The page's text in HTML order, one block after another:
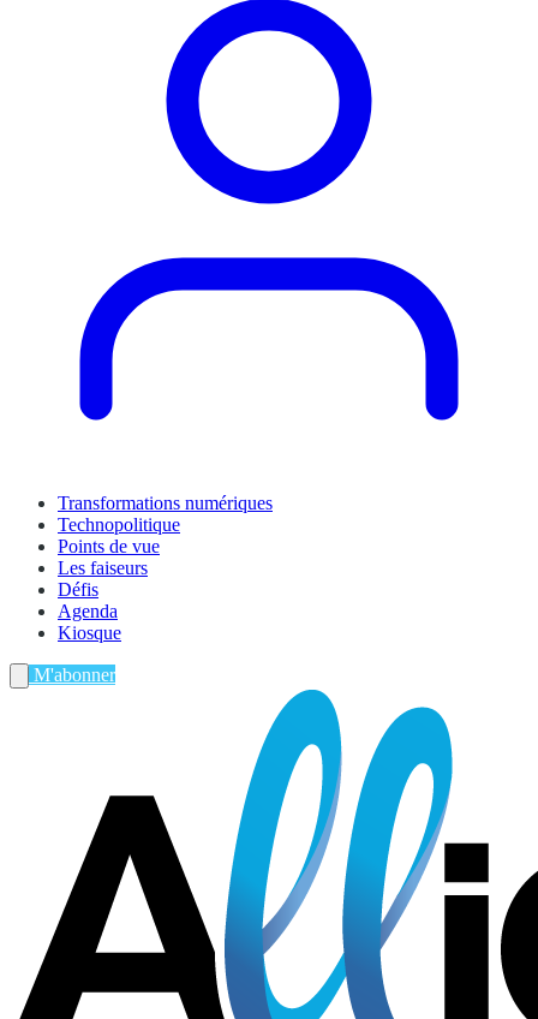
Transformations numériques
Technopolitique
Points de vue
Les faiseurs
Défis
Agenda
Kiosque
M'abonner